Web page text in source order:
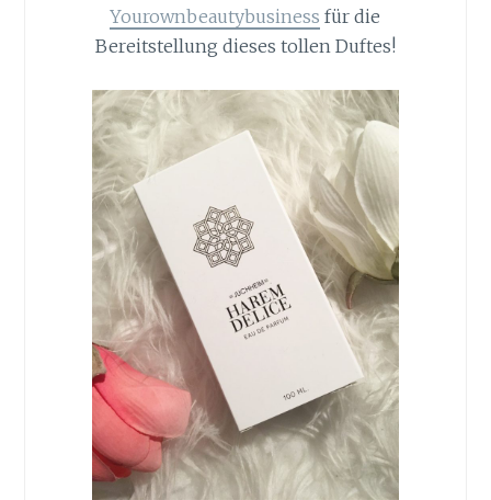
Yourownbeautybusiness für die
Bereitstellung dieses tollen Duftes!